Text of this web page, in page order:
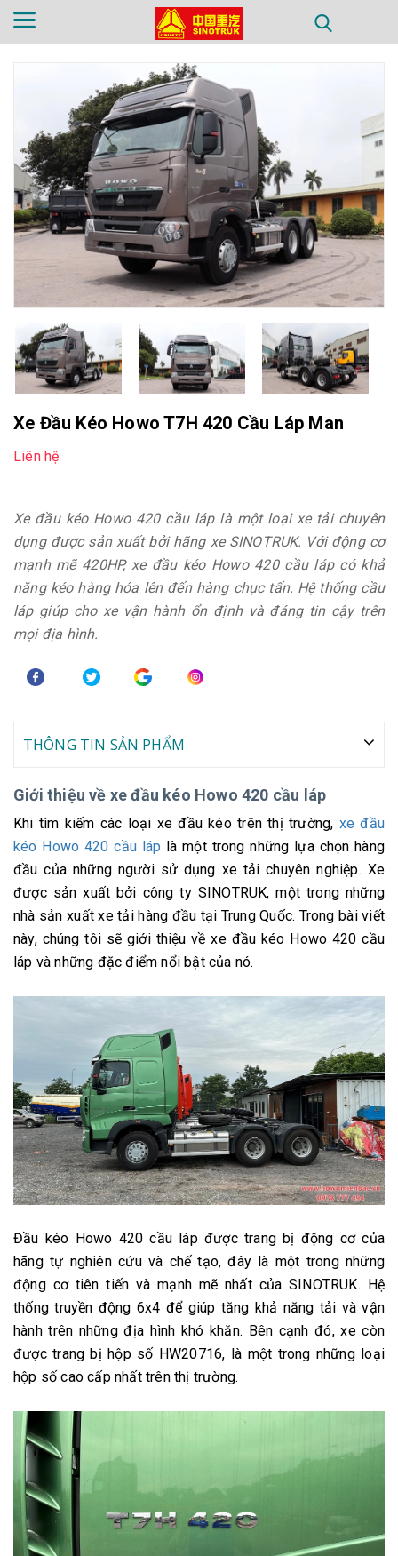
GIỚI THIỆU
PHỤ TÙNG TIN TỨC LIÊN HỆ
Xe Đầu Kéo Howo T7H 420 Cầu Láp Man
Liên hệ
Xe đầu kéo Howo 420 cầu láp là một loại xe tải chuyên
dụng được sản xuất bởi hãng xe SINOTRUK. Với động cơ
mạnh mẽ 420HP, xe đầu kéo Howo 420 cầu láp có khả
năng kéo hàng hóa lên đến hàng chục tấn. Hệ thống cầu
láp giúp cho xe vận hành ổn định và đáng tin cậy trên
mọi địa hình.
THÔNG TIN SẢN PHẨM
Giới thiệu về xe đầu kéo Howo 420 cầu láp
Khi tìm kiếm các loại xe đầu kéo trên thị trường, xe đầu
kéo Howo 420 cầu láp là một trong những lựa chọn hàng
đầu của những người sử dụng xe tải chuyên nghiệp. Xe
được sản xuất bởi công ty SINOTRUK, một trong những
nhà sản xuất xe tải hàng đầu tại Trung Quốc. Trong bài viết
này, chúng tôi sẽ giới thiệu về xe đầu kéo Howo 420 cầu
láp và những đặc điểm nổi bật của nó.
Đầu kéo Howo 420 cầu láp được trang bị động cơ của
hãng tự nghiên cứu và chế tạo, đây là một trong những
động cơ tiên tiến và mạnh mẽ nhất của SINOTRUK. Hệ
thống truyền động 6x4 để giúp tăng khả năng tải và vận
hành trên những địa hình khó khăn. Bên cạnh đó, xe còn
được trang bị hộp số HW20716, là một trong những loại
hộp số cao cấp nhất trên thị trường.